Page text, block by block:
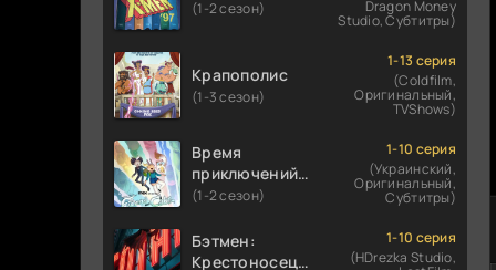
(1-2 сезон) Dragon Money
Studio, Субтитры)
Крапополис
(1-3 сезон)
1-13 серия
(Coldfilm,
Оригинальный,
TVShows)
Время
приключений:
Фионна и Кейк
(1-2 сезон)
1-10 серия
(Украинский,
Оригинальный,
Субтитры)
Бэтмен:
Крестоносец в
1-10 серия
(HDrezka Studio,